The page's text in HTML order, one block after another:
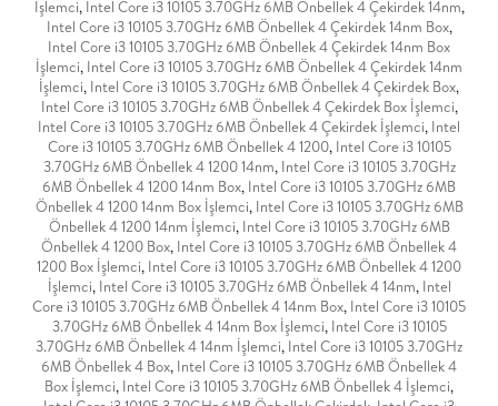
İşlemci, Intel Core i3 10105 3.70GHz 6MB Önbellek 4 Çekirdek 14nm,
Intel Core i3 10105 3.70GHz 6MB Önbellek 4 Çekirdek 14nm Box,
Intel Core i3 10105 3.70GHz 6MB Önbellek 4 Çekirdek 14nm Box
İşlemci, Intel Core i3 10105 3.70GHz 6MB Önbellek 4 Çekirdek 14nm
İşlemci, Intel Core i3 10105 3.70GHz 6MB Önbellek 4 Çekirdek Box,
Intel Core i3 10105 3.70GHz 6MB Önbellek 4 Çekirdek Box İşlemci,
Intel Core i3 10105 3.70GHz 6MB Önbellek 4 Çekirdek İşlemci, Intel
Core i3 10105 3.70GHz 6MB Önbellek 4 1200, Intel Core i3 10105
3.70GHz 6MB Önbellek 4 1200 14nm, Intel Core i3 10105 3.70GHz
6MB Önbellek 4 1200 14nm Box, Intel Core i3 10105 3.70GHz 6MB
Önbellek 4 1200 14nm Box İşlemci, Intel Core i3 10105 3.70GHz 6MB
Önbellek 4 1200 14nm İşlemci, Intel Core i3 10105 3.70GHz 6MB
Önbellek 4 1200 Box, Intel Core i3 10105 3.70GHz 6MB Önbellek 4
1200 Box İşlemci, Intel Core i3 10105 3.70GHz 6MB Önbellek 4 1200
İşlemci, Intel Core i3 10105 3.70GHz 6MB Önbellek 4 14nm, Intel
Core i3 10105 3.70GHz 6MB Önbellek 4 14nm Box, Intel Core i3 10105
3.70GHz 6MB Önbellek 4 14nm Box İşlemci, Intel Core i3 10105
3.70GHz 6MB Önbellek 4 14nm İşlemci, Intel Core i3 10105 3.70GHz
6MB Önbellek 4 Box, Intel Core i3 10105 3.70GHz 6MB Önbellek 4
Box İşlemci, Intel Core i3 10105 3.70GHz 6MB Önbellek 4 İşlemci,